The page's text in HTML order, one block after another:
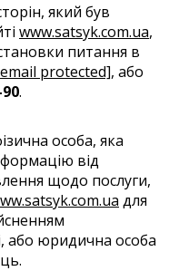
який був
www.satsyk.com.ua,
питання в
protected], або
.
особа, яка
від
щодо послуги,
для
або юридична особа